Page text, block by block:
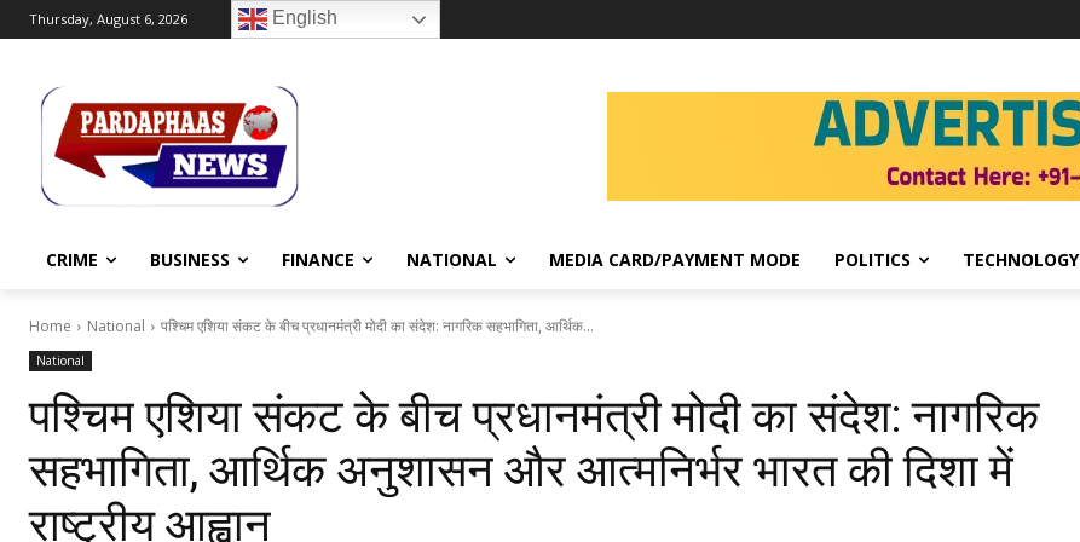
Thursday, August 6, 2026 English
CRIME BUSINESS FINANCE NATIONAL MEDIA CARD/PAYMENT MODE POLITICS TECHNOLOGY
Home National पश्चिम एशिया संकट के बीच प्रधानमंत्री मोदी का संदेश: नागरिक सहभागिता, आर्थिक...
National
पश्चिम एशिया संकट के बीच प्रधानमंत्री मोदी का संदेश: नागरिक
सहभागिता, आर्थिक अनुशासन और आत्मनिर्भर भारत की दिशा में
राष्ट्रीय आह्वान